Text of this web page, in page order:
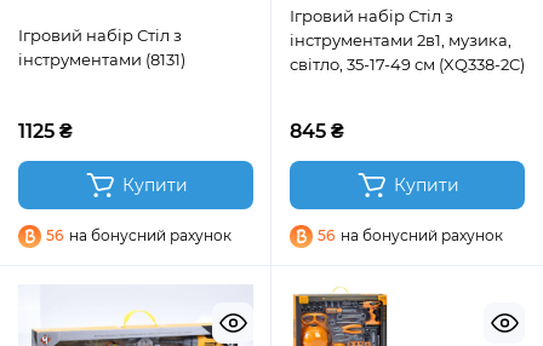
Ігровий набір Стіл з
інструментами (8131)
1125 ₴
Купити
56 на бонусний рахунок
Ігровий набір Стіл з
інструментами 2в1, музика,
світло, 35-17-49 см (XQ338-2C)
845 ₴
Купити
56 на бонусний рахунок